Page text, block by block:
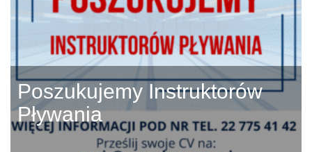
Poszukujemy Instruktorów
Pływania